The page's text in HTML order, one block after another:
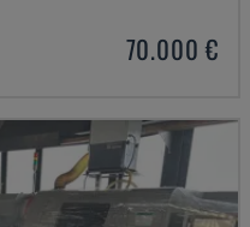
70.000 €